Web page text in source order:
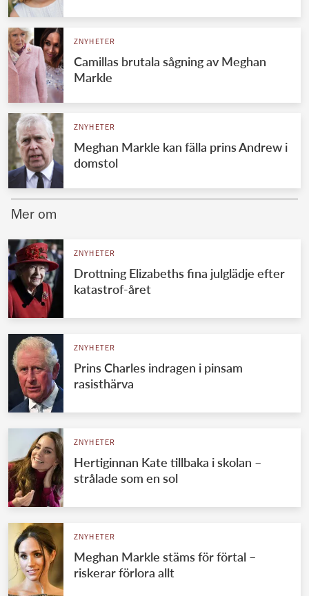
Jordanska kungahuset
Luxemburgska storhertighuset
Japanska kejsarhuset
Thailändska kungahuset
Marockanska kungahuset
ZNYHETER
Camillas brutala sågning av Meghan
Markle
ZNYHETER
Meghan Markle kan fälla prins Andrew i
domstol
Mer om
ZNYHETER
Drottning Elizabeths fina julglädje efter
katastrof-året
ZNYHETER
Prins Charles indragen i pinsam
rasisthärva
ZNYHETER
Hertiginnan Kate tillbaka i skolan –
strålade som en sol
ZNYHETER
Meghan Markle stäms för förtal –
riskerar förlora allt